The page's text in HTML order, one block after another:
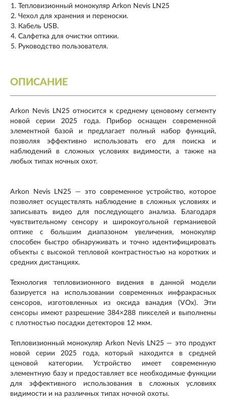
Тепловизионный монокуляр Arkon Nevis LN25
Чехол для хранения и переноски.
Кабель USB.
Салфетка для очистки оптики.
Руководство пользователя.
ОПИСАНИЕ
Arkon Nevis LN25 относится к среднему ценовому сегменту
новой серии 2025 года. Прибор оснащен современной
элементной базой и предлагает полный набор функций,
позволяя эффективно использовать его для поиска и
наблюдений в сложных условиях видимости, а также на
любых типах ночных охот.
Arkon Nevis LN25 — это современное устройство, которое
позволяет осуществлять наблюдение в сложных условиях и
записывать видео для последующего анализа. Благодаря
чувствительному сенсору и широкоугольной германиевой
оптике с большим диапазоном увеличения, монокуляр
способен быстро обнаруживать и точно идентифицировать
объекты с высокой тепловой контрастностью на коротких и
средних дистанциях.
Технология тепловизионного видения в данной модели
базируется на использовании современных инфракрасных
сенсоров, изготовленных из оксида ванадия (VOx). Эти
сенсоры имеют разрешение 384×288 пикселей и выполнены
с плотностью посадки детекторов 12 мкм.
Тепловизионный монокуляр Arkon Nevis LN25 — это продукт
новой серии 2025 года, который находится в средней
ценовой категории. Устройство имеет современную
элементную базу и предоставляет все необходимые функции
для эффективного использования в сложных условиях
видимости и на различных типах ночной охоты.